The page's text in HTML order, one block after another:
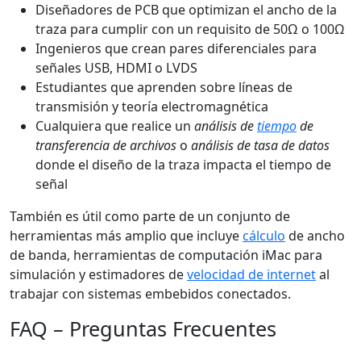
Diseñadores de PCB que optimizan el ancho de la
traza para cumplir con un requisito de 50Ω o 100Ω
Ingenieros que crean pares diferenciales para
señales USB, HDMI o LVDS
Estudiantes que aprenden sobre líneas de
transmisión y teoría electromagnética
Cualquiera que realice un análisis detiempode
transferencia de archivos o análisis de tasa de datos
donde el diseño de la traza impacta el tiempo de
señal
También es útil como parte de un conjunto de
herramientas más amplio que incluyecálculo de ancho
de banda, herramientas de computación iMac para
simulación y estimadores develocidad de internetal
trabajar con sistemas embebidos conectados.
FAQ – Preguntas Frecuentes